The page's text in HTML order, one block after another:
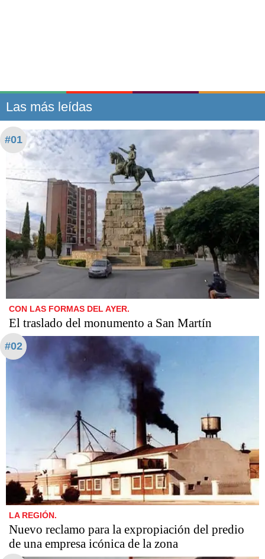
Las más leídas
#01
CON LAS FORMAS DEL AYER.
El traslado del monumento a San Martín
#02
LA REGIÓN.
Nuevo reclamo para la expropiación del predio
de una empresa icónica de la zona